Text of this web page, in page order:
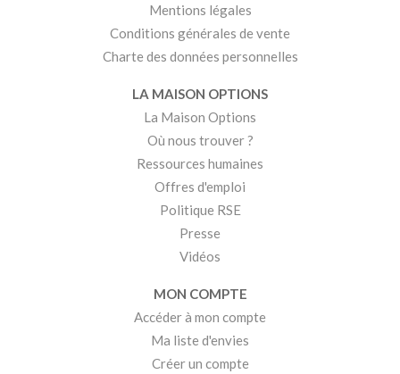
Mentions légales
Conditions générales de vente
Charte des données personnelles
LA MAISON OPTIONS
La Maison Options
Où nous trouver ?
Ressources humaines
Offres d'emploi
Politique RSE
Presse
Vidéos
MON COMPTE
Accéder à mon compte
Ma liste d'envies
Créer un compte